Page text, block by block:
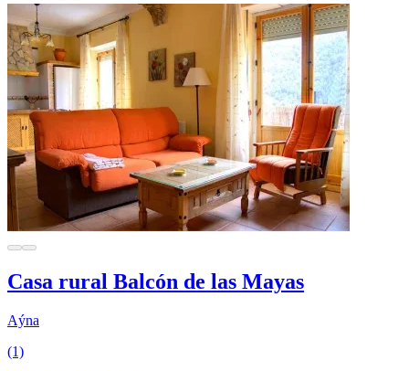
Casa rural Balcón de las Mayas
Aýna
(1)